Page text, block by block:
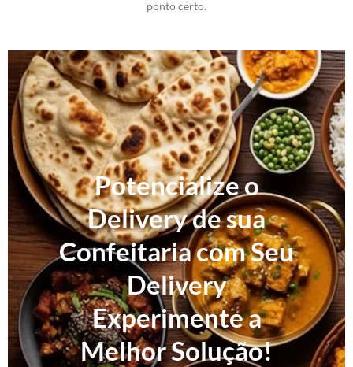
ponto certo.
Potencialize o
Delivery de sua
Confeitaria com Seu
Delivery
Experimente a
Melhor Solução!